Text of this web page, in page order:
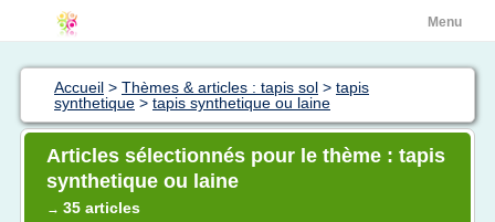
Menu
Accueil > Thèmes & articles : tapis sol > tapis
synthetique > tapis synthetique ou laine
Articles sélectionnés pour le thème : tapis
synthetique ou laine
→ 35 articles